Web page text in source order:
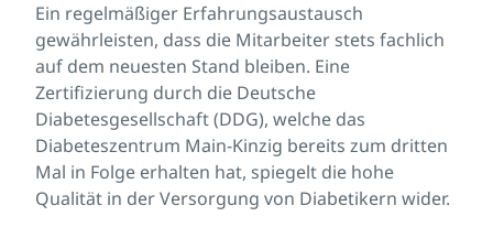
Ein regelmäßiger Erfahrungsaustausch
gewährleisten, dass die Mitarbeiter stets fachlich
auf dem neuesten Stand bleiben. Eine
Zertifizierung durch die Deutsche
Diabetesgesellschaft (DDG), welche das
Diabeteszentrum Main-Kinzig bereits zum dritten
Mal in Folge erhalten hat, spiegelt die hohe
Qualität in der Versorgung von Diabetikern wider.